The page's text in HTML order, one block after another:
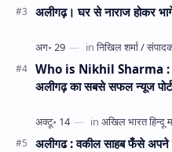
अलीगढ़। घर से नाराज होकर
Who is Nikhil Sharma :
अलीगढ़ का सबसे सफल न्यूज
अलीगढ : वकील साहब फँसे अपने